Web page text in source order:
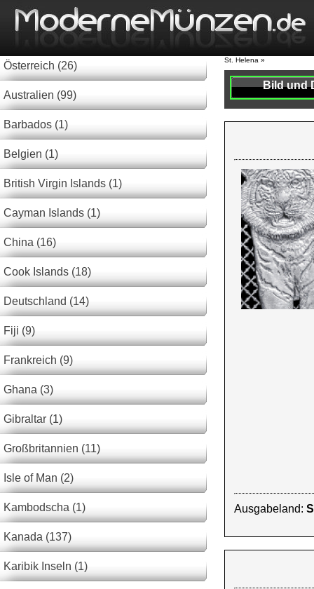
Österreich (26)
Australien (99)
Barbados (1)
Belgien (1)
British Virgin Islands (1)
Cayman Islands (1)
China (16)
Cook Islands (18)
Deutschland (14)
Fiji (9)
Frankreich (9)
Ghana (3)
Gibraltar (1)
Großbritannien (11)
Isle of Man (2)
Kambodscha (1)
Kanada (137)
Karibik Inseln (1)
St. Helena »
Bild und
Ausgabeland: